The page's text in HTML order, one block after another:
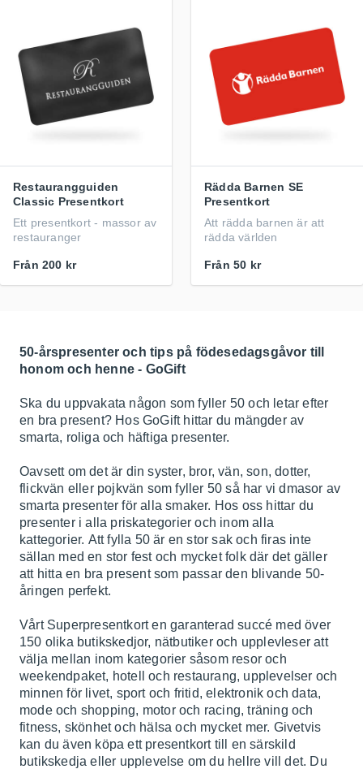
Restaurangguiden
Classic Presentkort
Ett presentkort - massor av
restauranger
Från 200 kr
Rädda Barnen SE
Presentkort
Att rädda barnen är att
rädda världen
Från 50 kr
50-årspresenter och tips på födesedagsgåvor till
honom och henne - GoGift
Ska du uppvakata någon som fyller 50 och letar efter
en bra present? Hos GoGift hittar du mängder av
smarta, roliga och häftiga presenter.
Oavsett om det är din syster, bror, vän, son, dotter,
flickvän eller pojkvän som fyller 50 så har vi dmasor av
smarta presenter för alla smaker. Hos oss hittar du
presenter i alla priskategorier och inom alla
kattegorier. Att fylla 50 är en stor sak och firas inte
sällan med en stor fest och mycket folk där det gäller
att hitta en bra present som passar den blivande 50-
åringen perfekt.
Vårt Superpresentkort en garanterad succé med över
150 olika butikskedjor, nätbutiker och upplevleser att
välja mellan inom kategorier såsom resor och
weekendpaket, hotell och restaurang, upplevelser och
minnen för livet, sport och fritid, elektronik och data,
mode och shopping, motor och racing, träning och
fitness, skönhet och hälsa och mycket mer. Givetvis
kan du även köpa ett presentkort till en särskild
butikskedja eller upplevelse om du hellre vill det. Du